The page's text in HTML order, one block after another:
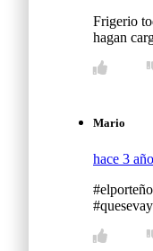
Frigerio
hagan
Mario
hace 3